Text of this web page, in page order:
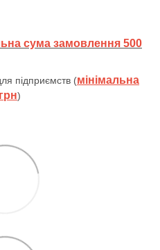
сума замовлення 500
підприємств (мінімальна
)